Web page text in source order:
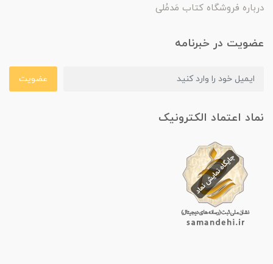
درباره فروشگاه کتاب مَدمُلی
عضویت در خبرنامه
عضویت
نماد اعتماد الکترونیک